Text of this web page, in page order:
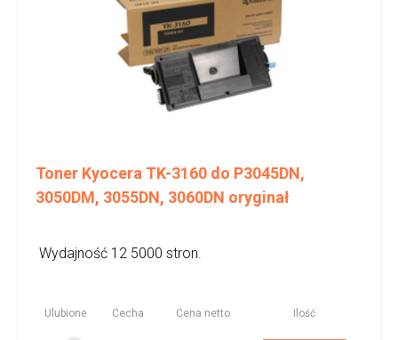
Toner Kyocera TK-3160 do P3045DN,
3050DM, 3055DN, 3060DN oryginał
Wydajność 12 5000 stron.
Ulubione Cecha Cena netto Ilość